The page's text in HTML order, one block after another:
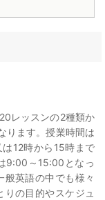
レッスンの2種類か
ります。授業時間は
12時から15時まで
9:00～15:00となっ
英語の中でも様々
の目的やスケジュ